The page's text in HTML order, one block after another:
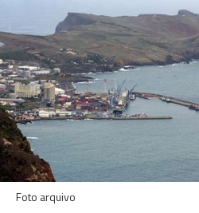
Foto arquivo